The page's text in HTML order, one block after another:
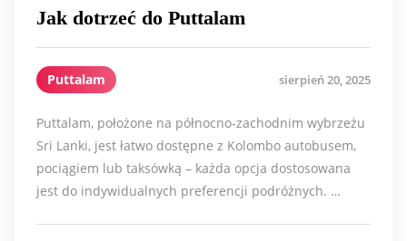
Jak dotrzeć do Puttalam
Puttalam sierpień 20, 2025
Puttalam, położone na północno-zachodnim wybrzeżu
Sri Lanki, jest łatwo dostępne z Kolombo autobusem,
pociągiem lub taksówką – każda opcja dostosowana
jest do indywidualnych preferencji podróżnych. …